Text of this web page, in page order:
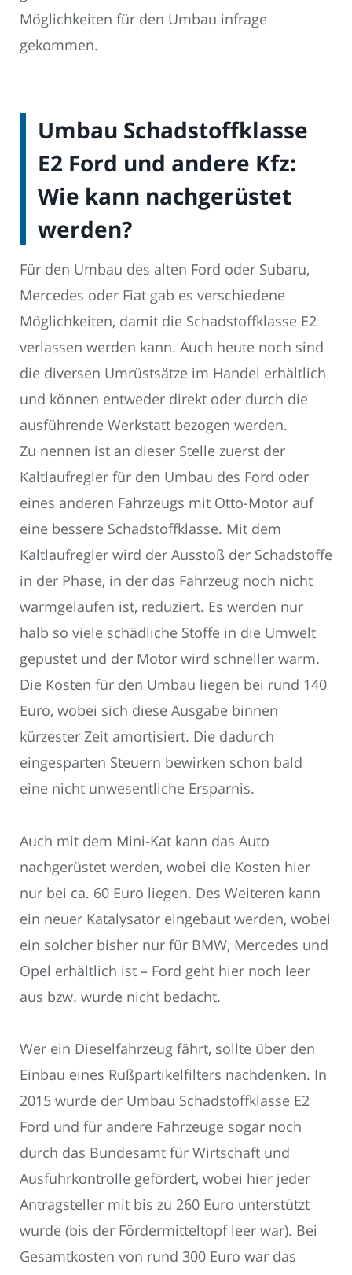
Möglichkeiten für den Umbau infrage
gekommen.
Umbau Schadstoffklasse
E2 Ford und andere Kfz:
Wie kann nachgerüstet
werden?
Für den Umbau des alten Ford oder Subaru,
Mercedes oder Fiat gab es verschiedene
Möglichkeiten, damit die Schadstoffklasse E2
verlassen werden kann. Auch heute noch sind
die diversen Umrüstsätze im Handel erhältlich
und können entweder direkt oder durch die
ausführende Werkstatt bezogen werden.
Zu nennen ist an dieser Stelle zuerst der
Kaltlaufregler für den Umbau des Ford oder
eines anderen Fahrzeugs mit Otto-Motor auf
eine bessere Schadstoffklasse. Mit dem
Kaltlaufregler wird der Ausstoß der Schadstoffe
in der Phase, in der das Fahrzeug noch nicht
warmgelaufen ist, reduziert. Es werden nur
halb so viele schädliche Stoffe in die Umwelt
gepustet und der Motor wird schneller warm.
Die Kosten für den Umbau liegen bei rund 140
Euro, wobei sich diese Ausgabe binnen
kürzester Zeit amortisiert. Die dadurch
eingesparten Steuern bewirken schon bald
eine nicht unwesentliche Ersparnis.
Auch mit dem Mini-Kat kann das Auto
nachgerüstet werden, wobei die Kosten hier
nur bei ca. 60 Euro liegen. Des Weiteren kann
ein neuer Katalysator eingebaut werden, wobei
ein solcher bisher nur für BMW, Mercedes und
Opel erhältlich ist – Ford geht hier noch leer
aus bzw. wurde nicht bedacht.
Wer ein Dieselfahrzeug fährt, sollte über den
Einbau eines Rußpartikelfilters nachdenken. In
2015 wurde der Umbau Schadstoffklasse E2
Ford und für andere Fahrzeuge sogar noch
durch das Bundesamt für Wirtschaft und
Ausfuhrkontrolle gefördert, wobei hier jeder
Antragsteller mit bis zu 260 Euro unterstützt
wurde (bis der Fördermitteltopf leer war). Bei
Gesamtkosten von rund 300 Euro war das